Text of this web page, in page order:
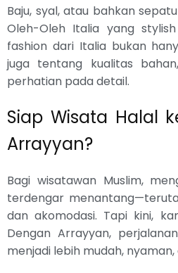
Baju, syal, atau bahkan
Oleh-Oleh Italia yang
fashion dari Italia bukan
juga tentang kualitas
perhatian pada detail.
Siap Wisata Halal
Arrayyan?
Bagi wisatawan Muslim,
terdengar
dan akomodasi. Tapi kini,
Dengan Arrayyan, perjalanan
menjadi lebih mudah,